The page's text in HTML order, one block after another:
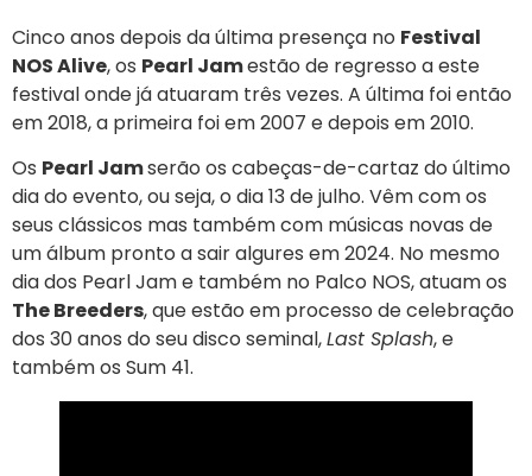
Cinco anos depois da última presença no Festival
NOS Alive, os Pearl Jamestão de regresso a este
festival onde já atuaram três vezes. A última foi então
em 2018, a primeira foi em 2007 e depois em 2010.
Os Pearl Jamserão os cabeças-de-cartaz do último
dia do evento, ou seja, o dia 13 de julho. Vêm com os
seus clássicos mas também com músicas novas de
um álbum pronto a sair algures em 2024. No mesmo
dia dos Pearl Jam e também no Palco NOS, atuam os
The Breeders, que estão em processo de celebração
dos 30 anos do seu disco seminal,Last Splash, e
também os Sum 41.